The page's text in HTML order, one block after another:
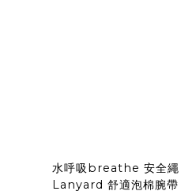
水呼吸breathe 安全繩
Lanyard 舒適泡棉腕帶